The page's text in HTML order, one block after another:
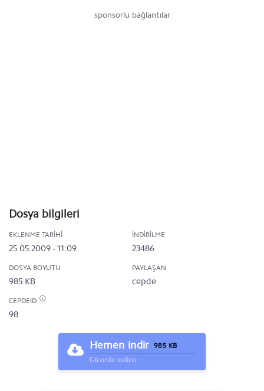
sponsorlu bağlantılar
Dosya bilgileri
EKLENME TARIHI
25.05.2009 - 11:09
İNDIRILME
23486
DOSYA BOYUTU
985 KB
PAYLAŞAN
cepde
CEPDEID
98
Hemen indir 985 KB
Güvenle indirin